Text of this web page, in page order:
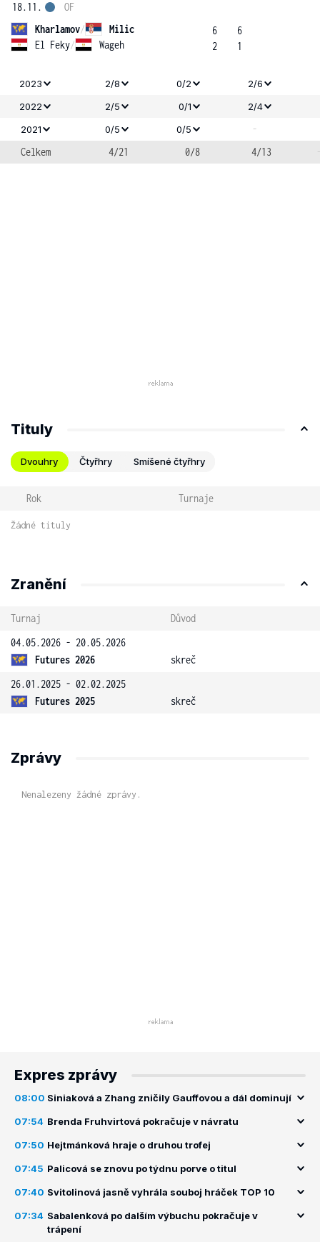
18.11.
Kharlamov/
Milic
El Feky/ Wageh
OF
6
2
6
1
2023 2/8 0/2
2/6
2022
2/5 0/1
2/4
2021
0/5 0/5
-
Celkem
4/21 0/8 4/13
Tituly
Dvouhry Čtyřhry Smíšené čtyřhry
Rok Turnaje
Žádné tituly
Zranění
Turnaj
Důvod
04.05.2026 - 20.05.2026
Futures 2026
skreč
26.01.2025 - 02.02.2025
Futures 2025
skreč
Zprávy
Nenalezeny žádné zprávy.
Expres zprávy
08:00 Siniaková a Zhang zničily Gauffovou a dál dominují
07:54 Brenda Fruhvirtová pokračuje v návratu
07:50 Hejtmánková hraje o druhou trofej
07:45 Palicová se znovu po týdnu porve o titul
07:40 Svitolinová jasně vyhrála souboj hráček TOP 10
07:34 Sabalenková po dalším výbuchu pokračuje v
trápení